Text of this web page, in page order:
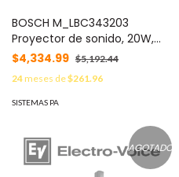
BOSCH M_LBC343203
Proyector de sonido, 20W,
metal, unid.
$4,334.99 $5,192.44
24meses de$261.96
SISTEMAS PA
AGOTADO